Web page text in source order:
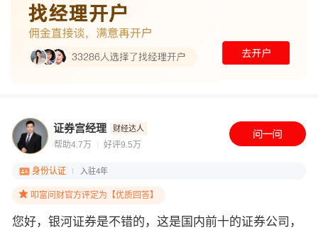
证券宫经理 财经达人
帮助4.7万 好评9.5万
身份认证 入驻4年
叩富问财官方评定为【优质回答】
您好，银河证券是不错的，这是国内前十的证券公司，